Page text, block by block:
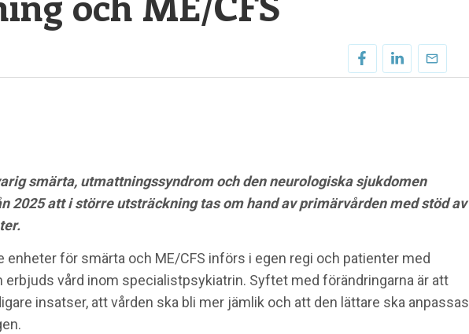
smärta, utmattningssyndrom och den neurologiska sjukdomen
2025 att i större utsträckning tas om hand av primärvården med stöd av
enheter för smärta och ME/CFS införs i egen regi och patienter med
vård inom specialistpsykiatrin. Syftet med förändringarna är att
insatser, att vården ska bli mer jämlik och att den lättare ska anpassas